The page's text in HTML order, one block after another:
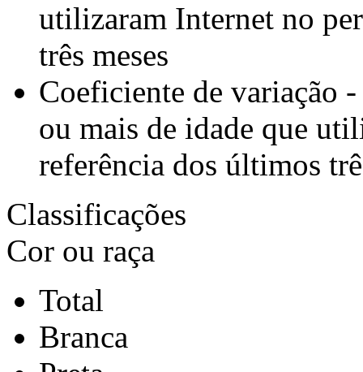
utilizaram Internet no
três meses
Coeficiente de variação -
ou mais de idade que
referência dos últimos
Classificações
Cor ou raça
Total
Branca